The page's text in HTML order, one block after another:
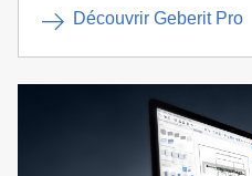
Découvrir Geberit Pro